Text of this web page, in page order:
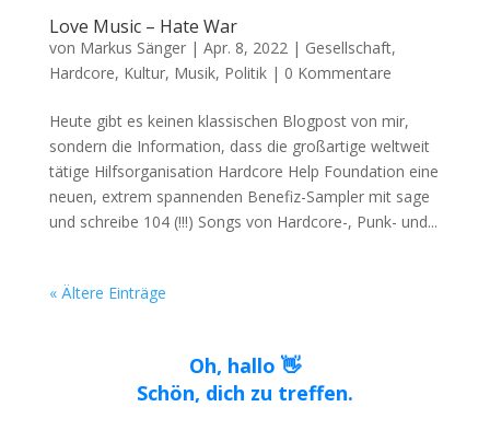
Love Music – Hate War
von Markus Sänger| Apr. 8, 2022| Gesellschaft,
Hardcore, Kultur, Musik, Politik| 0 Kommentare
Heute gibt es keinen klassischen Blogpost von mir,
sondern die Information, dass die großartige weltweit
tätige Hilfsorganisation Hardcore Help Foundation eine
neuen, extrem spannenden Benefiz-Sampler mit sage
und schreibe 104 (!!!) Songs von Hardcore-, Punk- und...
« Ältere Einträge
Oh, hallo 👋
Schön, dich zu treffen.